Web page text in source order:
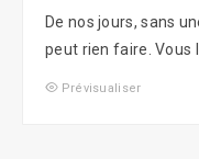
De nos jours, sans
peut rien faire. Vous
Prévisualiser